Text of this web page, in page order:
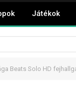
Játékok
Beats Solo HD